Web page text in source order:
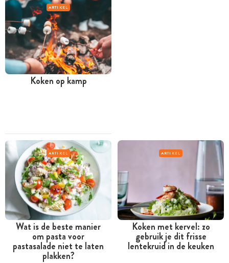
ARTIKEL
Koken op kamp
ARTIKEL
Wat is de beste manier
om pasta voor
pastasalade niet te laten
plakken?
ARTIKEL
Koken met kervel: zo
gebruik je dit frisse
lentekruid in de keuken